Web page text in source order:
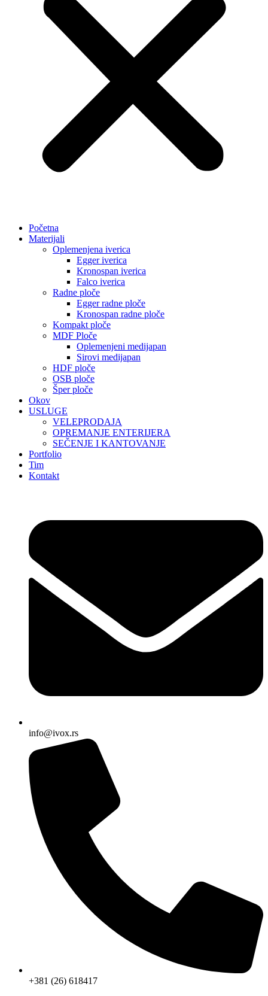
Početna
Materijali
Oplemenjena iverica
Egger iverica
Kronospan iverica
Falco iverica
Radne ploče
Egger radne ploče
Kronospan radne ploče
Kompakt ploče
MDF Ploče
Oplemenjeni medijapan
Sirovi medijapan
HDF ploče
OSB ploče
Šper ploče
Okov
USLUGE
VELEPRODAJA
OPREMANJE ENTERIJERA
SEČENJE I KANTOVANJE
Portfolio
Tim
Kontakt
info@ivox.rs
+381 (26) 618417